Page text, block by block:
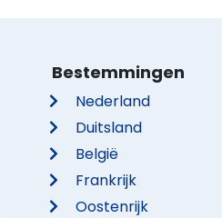
Bestemmingen
Nederland
Duitsland
België
Frankrijk
Oostenrijk